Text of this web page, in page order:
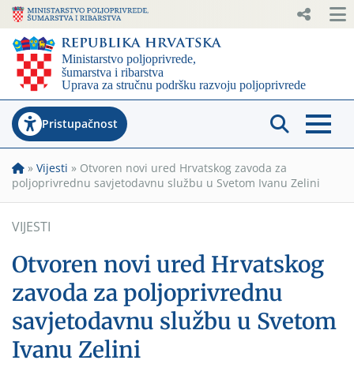
Pristupačnost
» Vijesti » Otvoren novi ured Hrvatskog zavoda za
poljoprivrednu savjetodavnu službu u Svetom Ivanu Zelini
VIJESTI
Otvoren novi ured Hrvatskog
zavoda za poljoprivrednu
savjetodavnu službu u Svetom
Ivanu Zelini